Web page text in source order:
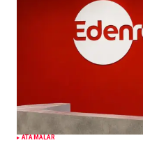
ATAMALAR